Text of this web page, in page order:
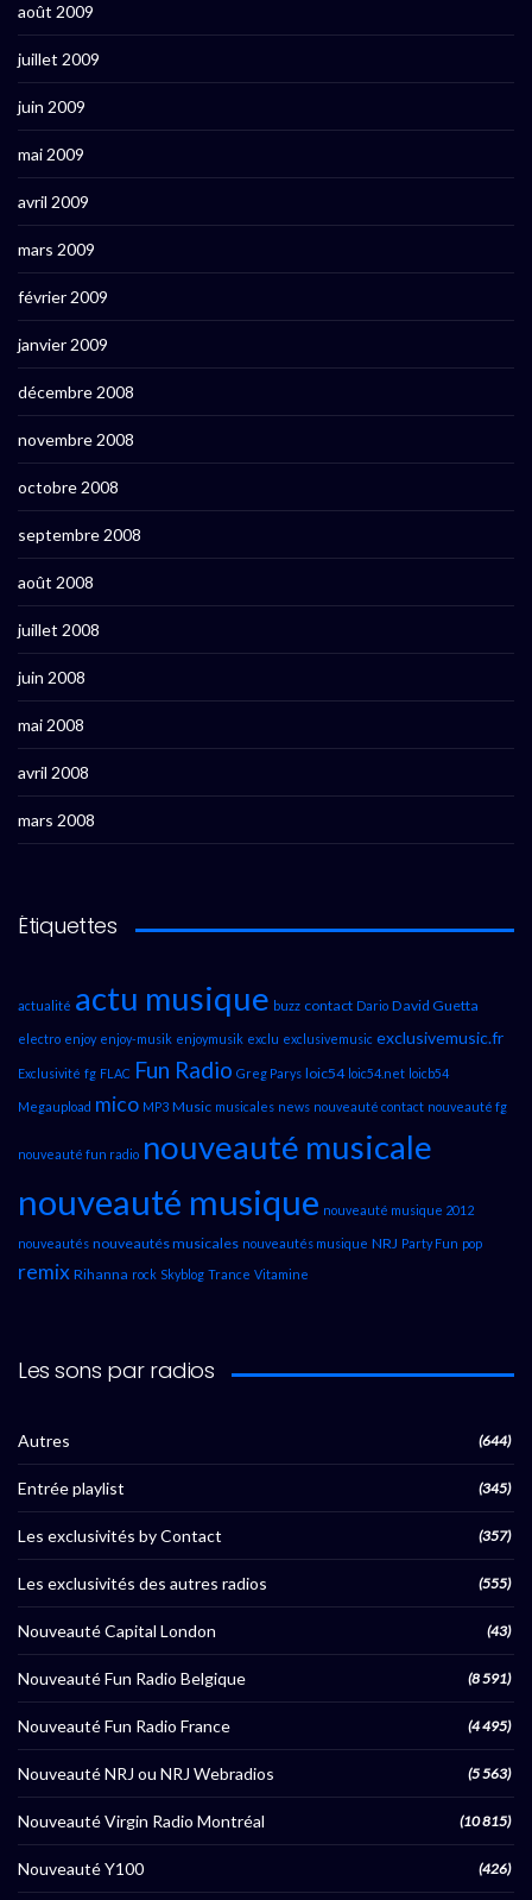
août 2009
juillet 2009
juin 2009
mai 2009
avril 2009
mars 2009
février 2009
janvier 2009
décembre 2008
novembre 2008
octobre 2008
septembre 2008
août 2008
juillet 2008
juin 2008
mai 2008
avril 2008
mars 2008
Étiquettes
actualité actu musique buzz contact Dario David Guetta
electro enjoy enjoy-musik enjoymusik exclu exclusivemusic exclusivemusic.fr
Exclusivité fg FLAC Fun Radio Greg Parys loic54 loic54.net loicb54
Megaupload mico MP3 Music musicales news nouveauté contact nouveauté fg
nouveauté fun radio nouveauté musicale
nouveauté musique nouveauté musique 2012
nouveautés nouveautés musicales nouveautés musique NRJ Party Fun pop
remix Rihanna rock Skyblog Trance Vitamine
Les sons par radios
Autres (644)
Entrée playlist (345)
Les exclusivités by Contact (357)
Les exclusivités des autres radios (555)
Nouveauté Capital London (43)
Nouveauté Fun Radio Belgique (8 591)
Nouveauté Fun Radio France (4 495)
Nouveauté NRJ ou NRJ Webradios (5 563)
Nouveauté Virgin Radio Montréal (10 815)
Nouveauté Y100 (426)